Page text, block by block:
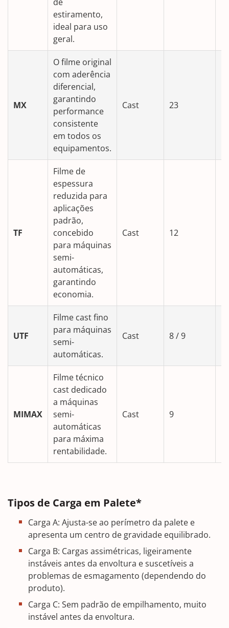
estiramento,
ideal para uso
geral.
MX
O filme original
com aderência
diferencial,
garantindo
performance
consistente
em todos os
equipamentos.
Cast 23
TF
Filme de
espessura
reduzida para
aplicações
padrão,
concebido
para máquinas
semi-
automáticas,
garantindo
economia.
Cast 12
UTF
Filme cast fino
para máquinas
semi-
automáticas.
Cast 8 / 9
MIMAX
Filme técnico
cast dedicado
a máquinas
semi-
automáticas
para máxima
rentabilidade.
Cast 9
Tipos de Carga em Palete*
Carga A: Ajusta-se ao perímetro da palete e
apresenta um centro de gravidade equilibrado.
Carga B: Cargas assimétricas, ligeiramente
instáveis antes da envoltura e suscetíveis a
problemas de esmagamento (dependendo do
produto).
Carga C: Sem padrão de empilhamento, muito
instável antes da envoltura.